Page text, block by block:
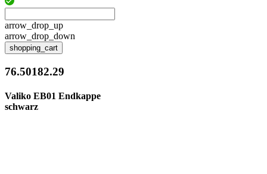
arrow_drop_up
arrow_drop_down
shopping_cart
76.50182.29
Valiko EB01 Endkappe
schwarz